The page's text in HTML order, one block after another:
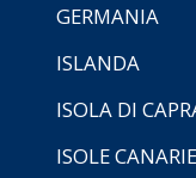
GERMANIA
ISLANDA
ISOLA DI
ISOLE CANARIE